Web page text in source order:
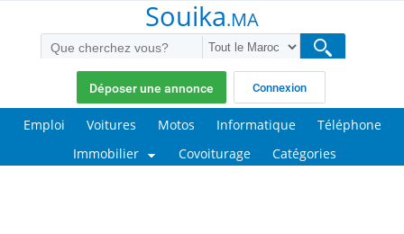
Souika.MA
Déposer une annonce Connexion
Emploi Voitures Motos Informatique
Téléphone
Immobilier
Covoiturage Catégories